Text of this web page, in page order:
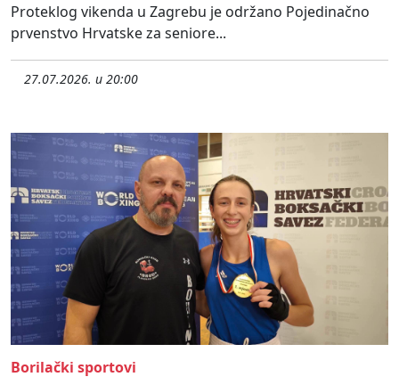
Proteklog vikenda u Zagrebu je održano Pojedinačno
prvenstvo Hrvatske za seniore...
27.07.2026. u 20:00
Borilački sportovi